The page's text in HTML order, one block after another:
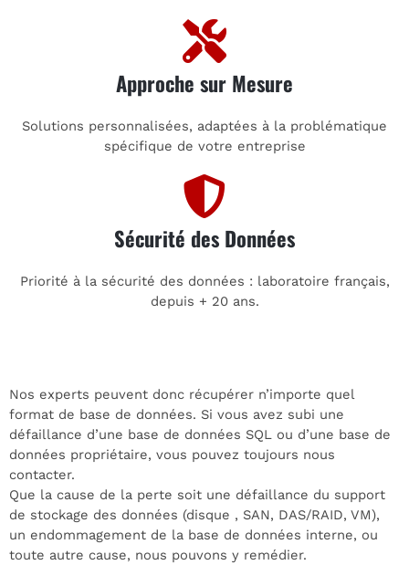
Approche sur Mesure
Solutions personnalisées, adaptées à la problématique
spécifique de votre entreprise
Sécurité des Données
Priorité à la sécurité des données : laboratoire français,
depuis + 20 ans.
Nos experts peuvent donc récupérer n’importe quel
format de base de données. Si vous avez subi une
défaillance d’une base de données SQL ou d’une base de
données propriétaire, vous pouvez toujours nous
contacter.
Que la cause de la perte soit une défaillance du support
de stockage des données (disque , SAN, DAS/RAID, VM),
un endommagement de la base de données interne, ou
toute autre cause, nous pouvons y remédier.